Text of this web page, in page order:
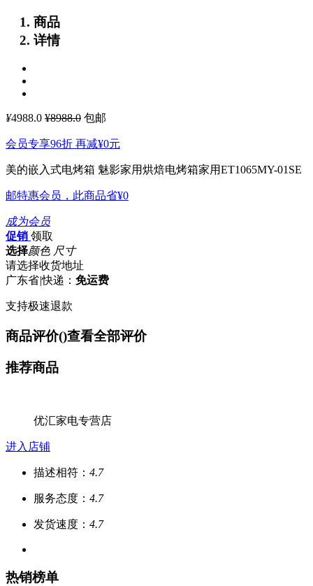
商品
详情
¥4988.0 ¥8988.0 包邮
会员专享96折 再减¥0元
美的嵌入式电烤箱 魅影家用烘焙电烤箱家用ET1065MY-01SE
邮特惠会员，此商品省¥0
成为会员
促销 领取
选择颜色 尺寸
请选择收货地址
广东省|快递： 免运费
支持极速退款
商品评价()查看全部评价
推荐商品
优汇家电专营店
进入店铺
描述相符： 4.7
服务态度： 4.7
发货速度： 4.7
热销榜单